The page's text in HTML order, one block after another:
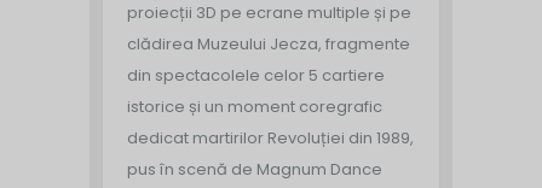
proiecții 3D pe ecrane multiple și pe
clădirea Muzeului Jecza, fragmente
din spectacolele celor 5 cartiere
istorice și un moment coregrafic
dedicat martirilor Revoluției din 1989,
pus în scenă de Magnum Dance